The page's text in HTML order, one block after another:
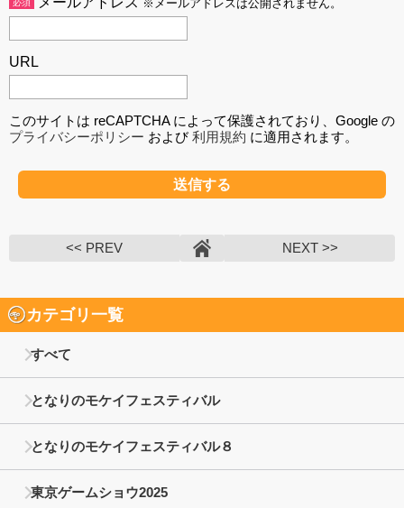
※メールアドレスは公開されません。
URL
このサイトは reCAPTCHA によって保護されており、Google の
プライバシーポリシー および利用規約 に適用されます。
<< PREV NEXT >>
カテゴリ一覧
すべて
となりのモケイフェスティバル
となりのモケイフェスティバル８
東京ゲームショウ2025